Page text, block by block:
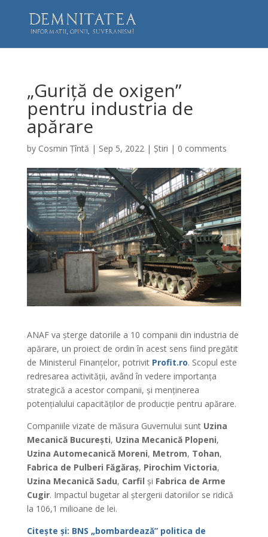
„Guriță de oxigen”
pentru industria de
apărare
by Cosmin Țîntă | Sep 5, 2022| Știri | 0 comments
ANAF va șterge datoriile a 10 companii din industria de
apărare, un proiect de ordin în acest sens fiind pregătit
de Ministerul Finanțelor, potrivit Profit.ro. Scopul este
redresarea activității, având în vedere importanța
strategică a acestor companii, și menținerea
potențialului capacităților de producție pentru apărare.
Companiile vizate de măsura Guvernului sunt Uzina
Mecanică București, Uzina Mecanică Plopeni,
Uzina Automecanică Moreni, Metrom, Tohan,
Fabrica de Pulberi Făgăraș, Pirochim Victoria,
Uzina Mecanică Sadu, Carfil și Fabrica de Arme
Cugir. Impactul bugetar al ștergerii datoriilor se ridică
la 106,1 milioane de lei.
Citește și: BNS „bombardează” politica de